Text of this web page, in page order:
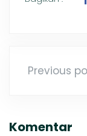
Previous
Komentar